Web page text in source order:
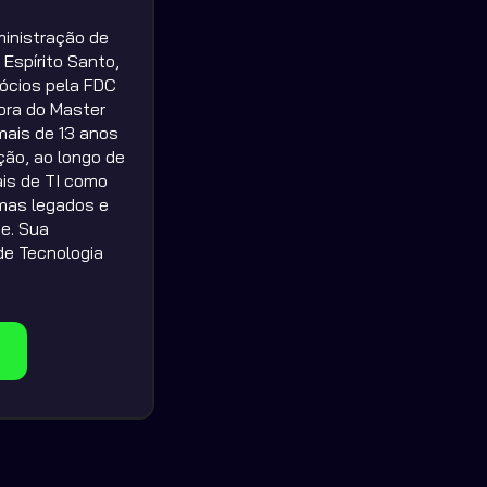
de
Santo,
pela FDC
do Master
de 13 anos
ao longo de
de TI como
legados e
Sua
Tecnologia